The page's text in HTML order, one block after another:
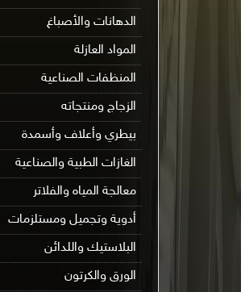
الدهانات والأصباغ
المواد العازلة
المنظفات الصناعية
الزجاج ومنتجاته
بيطري وأعلاف وأسمدة
الغازات الطبية والصناعية
معالجة المياه والفلاتر
أدوية وتجميل ومستلزمات
البلاستيك واللدائن
الورق والكرتون